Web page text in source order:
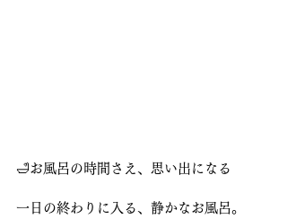
🛁お風呂の時間さえ、思い出になる
一日の終わりに入る、静かなお風呂。